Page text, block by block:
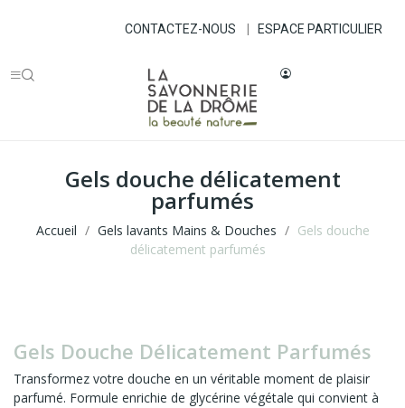
CONTACTEZ-NOUS ESPACE PARTICULIER
Gels douche délicatement
parfumés
Accueil Gels lavants Mains & Douches
Gels douche
délicatement parfumés
Gels Douche Délicatement Parfumés
Transformez votre douche en un véritable moment de plaisir
parfumé. Formule enrichie de glycérine végétale qui convient à